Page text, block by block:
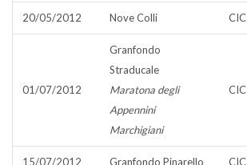
20/05/2012 Nove Colli CIC
01/07/2012
Granfondo
Straducale
Maratona degli
Appennini
Marchigiani
CIC
15/07/2012 Granfondo Pinarello CIC